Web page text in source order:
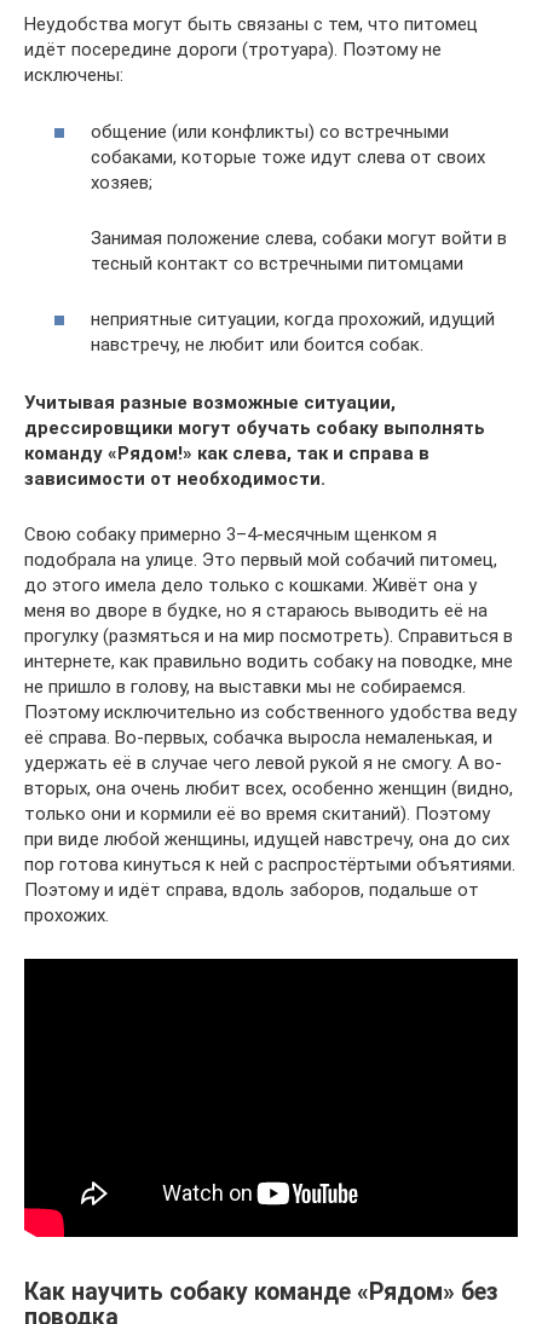
Неудобства могут быть связаны с тем, что питомец
идёт посередине дороги (тротуара). Поэтому не
исключены:
общение (или конфликты) со встречными
собаками, которые тоже идут слева от своих
хозяев;
Занимая положение слева, собаки могут войти в
тесный контакт со встречными питомцами
неприятные ситуации, когда прохожий, идущий
навстречу, не любит или боится собак.
Учитывая разные возможные ситуации,
дрессировщики могут обучать собаку выполнять
команду «Рядом!» как слева, так и справа в
зависимости от необходимости.
Свою собаку примерно 3–4-месячным щенком я
подобрала на улице. Это первый мой собачий питомец,
до этого имела дело только с кошками. Живёт она у
меня во дворе в будке, но я стараюсь выводить её на
прогулку (размяться и на мир посмотреть). Справиться в
интернете, как правильно водить собаку на поводке, мне
не пришло в голову, на выставки мы не собираемся.
Поэтому исключительно из собственного удобства веду
её справа. Во-первых, собачка выросла немаленькая, и
удержать её в случае чего левой рукой я не смогу. А во-
вторых, она очень любит всех, особенно женщин (видно,
только они и кормили её во время скитаний). Поэтому
при виде любой женщины, идущей навстречу, она до сих
пор готова кинуться к ней с распростёртыми объятиями.
Поэтому и идёт справа, вдоль заборов, подальше от
прохожих.
Как научить собаку команде «Рядом» без
поводка